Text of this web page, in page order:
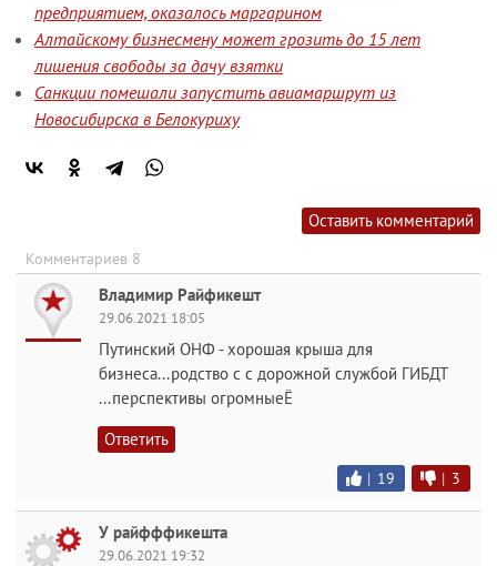
предприятием, оказалось маргарином
Алтайскому бизнесмену может грозить до 15 лет
лишения свободы за дачу взятки
Санкции помешали запустить авиамаршрут из
Новосибирска в Белокуриху
Оставить комментарий
Комментариев 8
Владимир Райфикешт
29.06.2021 18:05
Путинский ОНФ - хорошая крыша для
бизнеса...родство с с дорожной службой ГИБДТ
...перспективы огромныеЁ
Ответить
| 19 | 3
У райфффикешта
29.06.2021 19:32